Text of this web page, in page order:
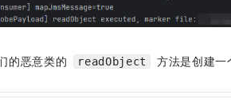
的恶意类的 readObject 方法是创建